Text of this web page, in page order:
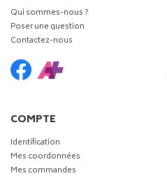
Qui sommes-nous ?
Poser une question
Contactez-nous
COMPTE
Identification
Mes coordonnées
Mes commandes